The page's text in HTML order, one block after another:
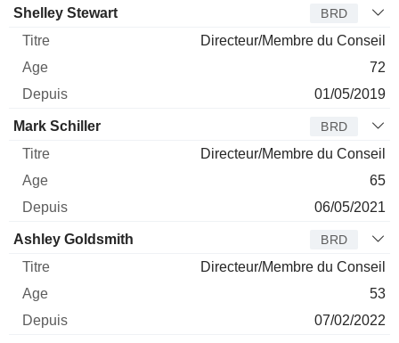
Shelley Stewart BRD
Directeur/Membre du Conseil
72
01/05/2019
Mark Schiller BRD
Directeur/Membre du Conseil
65
06/05/2021
Ashley Goldsmith BRD
Directeur/Membre du Conseil
53
07/02/2022